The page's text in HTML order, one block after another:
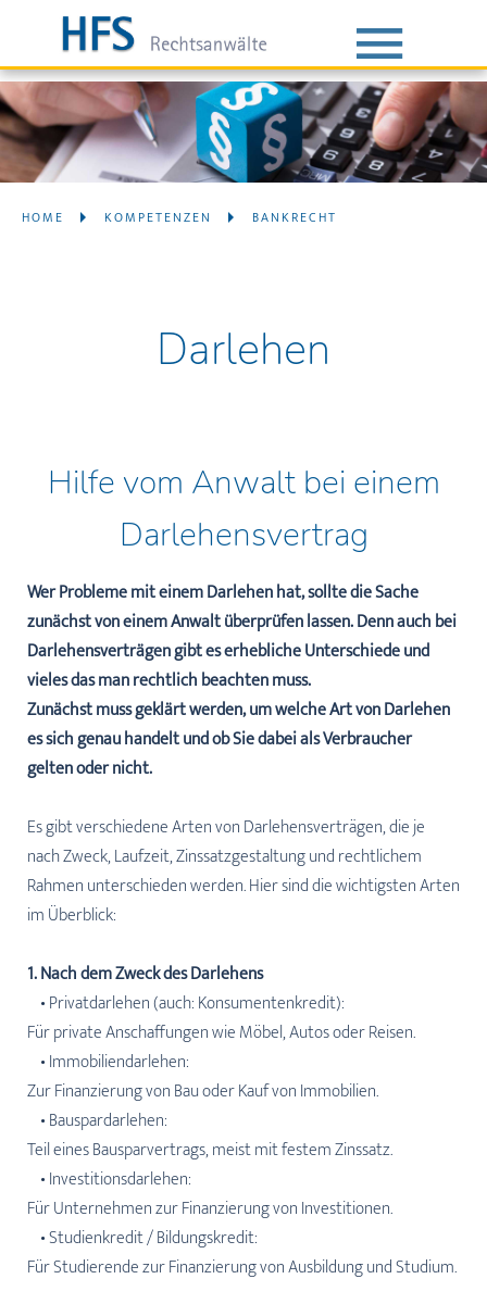
HOME KOMPETENZEN BANKRECHT
Darlehen
Hilfe vom Anwalt bei einem
Darlehensvertrag
Wer Probleme mit einem Darlehen hat, sollte die Sache
zunächst von einem Anwalt überprüfen lassen. Denn auch bei
Darlehensverträgen gibt es erhebliche Unterschiede und
vieles das man rechtlich beachten muss.
Zunächst muss geklärt werden, um welche Art von Darlehen
es sich genau handelt und ob Sie dabei als Verbraucher
gelten oder nicht.
Es gibt verschiedene Arten von Darlehensverträgen, die je
nach Zweck, Laufzeit, Zinssatzgestaltung und rechtlichem
Rahmen unterschieden werden. Hier sind die wichtigsten Arten
im Überblick:
1. Nach dem Zweck des Darlehens
• Privatdarlehen (auch: Konsumentenkredit):
Für private Anschaffungen wie Möbel, Autos oder Reisen.
• Immobiliendarlehen:
Zur Finanzierung von Bau oder Kauf von Immobilien.
• Bauspardarlehen:
Teil eines Bausparvertrags, meist mit festem Zinssatz.
• Investitionsdarlehen:
Für Unternehmen zur Finanzierung von Investitionen.
• Studienkredit / Bildungskredit:
Für Studierende zur Finanzierung von Ausbildung und Studium.